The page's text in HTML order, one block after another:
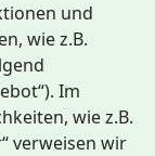
und
wie z.B.
Im
wie z.B.
verweisen wir